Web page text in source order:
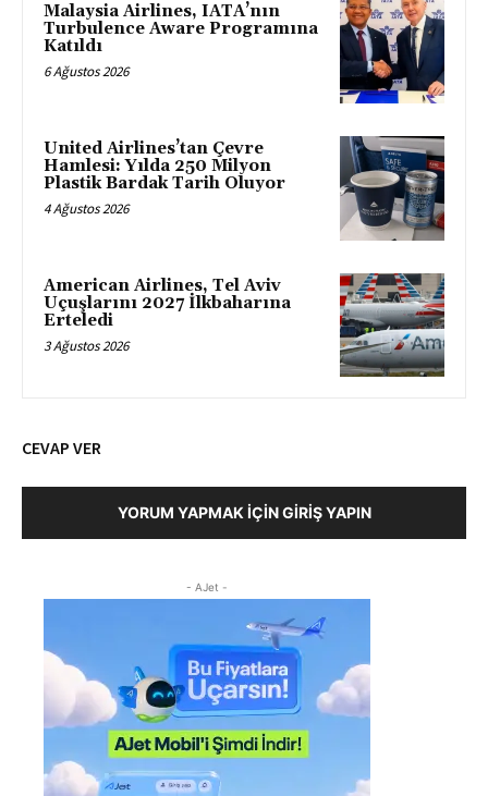
Malaysia Airlines, IATA’nın
Turbulence Aware Programına
Katıldı
6 Ağustos 2026
United Airlines’tan Çevre
Hamlesi: Yılda 250 Milyon
Plastik Bardak Tarih Oluyor
4 Ağustos 2026
American Airlines, Tel Aviv
Uçuşlarını 2027 İlkbaharına
Erteledi
3 Ağustos 2026
CEVAP VER
YORUM YAPMAK İÇIN GIRIŞ YAPIN
- AJet -